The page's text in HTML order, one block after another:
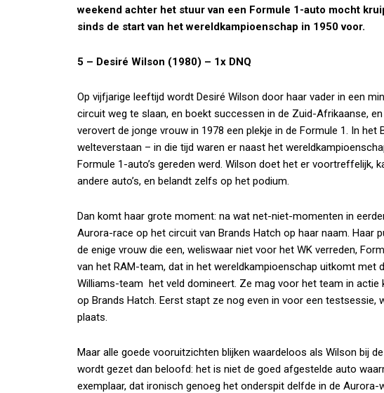
weekend achter het stuur van een Formule 1-auto mocht
sinds de start van het wereldkampioenschap in 1950 voor.
5 – Desiré Wilson (1980) – 1x DNQ
Op vijfjarige leeftijd wordt Desiré Wilson door haar vader in een
circuit weg te slaan, en boekt successen in de Zuid-Afrikaanse,
verovert de jonge vrouw in 1978 een plekje in de Formule 1. In
welteverstaan – in die tijd waren er naast het
Formule 1-auto’s gereden werd. Wilson doet het er voortreffelijk,
andere auto’s, en belandt zelfs op het podium.
Dan komt haar grote moment: na wat net-niet-momenten in
Aurora-race op het circuit van Brands Hatch op haar naam. Haar
de enige vrouw die een, weliswaar niet voor het WK verreden,
van het RAM-team, dat in het wereldkampioenschap uitkomt met
Williams-team het veld domineert. Ze mag voor het team in actie
op Brands Hatch. Eerst stapt ze nog even in voor een
plaats.
Maar alle goede vooruitzichten blijken waardeloos als Wilson bij
wordt gezet dan beloofd: het is niet de goed afgestelde auto
exemplaar, dat ironisch genoeg het onderspit delfde in de